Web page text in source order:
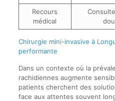
Recours
médical
Chirurgie mini-invasive à
performante
Dans un contexte où la
rachidiennes augmente
patients cherchent des
face aux attentes souvent